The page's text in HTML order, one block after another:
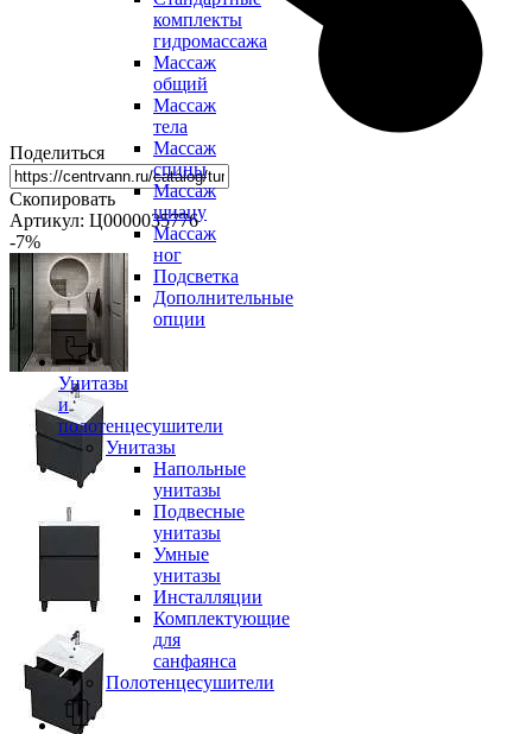
комплекты
гидромассажа
Массаж
общий
Массаж
тела
Массаж
спины
Массаж
шиацу
Массаж
ног
Подсветка
Дополнительные
опции
Унитазы
и
полотенцесушители
Унитазы
Напольные
унитазы
Подвесные
унитазы
Умные
унитазы
Инсталляции
Комплектующие
для
санфаянса
Полотенцесушители
Поделиться
Скопировать
Артикул: Ц0000035776
-7%